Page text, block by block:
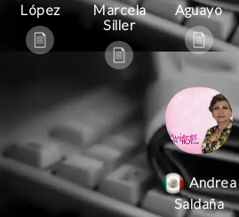
López
Marcela
Siller
Aguayo
Andrea
Saldaña